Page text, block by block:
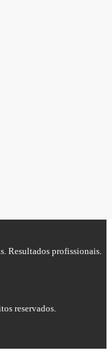
Resultados profissionais.
reservados.